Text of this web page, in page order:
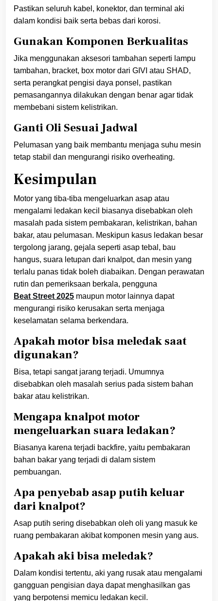
Pastikan seluruh kabel, konektor, dan terminal aki
dalam kondisi baik serta bebas dari korosi.
Gunakan Komponen Berkualitas
Jika menggunakan aksesori tambahan seperti lampu
tambahan, bracket, box motor dari GIVI atau SHAD,
serta perangkat pengisi daya ponsel, pastikan
pemasangannya dilakukan dengan benar agar tidak
membebani sistem kelistrikan.
Ganti Oli Sesuai Jadwal
Pelumasan yang baik membantu menjaga suhu mesin
tetap stabil dan mengurangi risiko overheating.
Kesimpulan
Motor yang tiba-tiba mengeluarkan asap atau
mengalami ledakan kecil biasanya disebabkan oleh
masalah pada sistem pembakaran, kelistrikan, bahan
bakar, atau pelumasan. Meskipun kasus ledakan besar
tergolong jarang, gejala seperti asap tebal, bau
hangus, suara letupan dari knalpot, dan mesin yang
terlalu panas tidak boleh diabaikan. Dengan perawatan
rutin dan pemeriksaan berkala, pengguna
Beat Street 2025 maupun motor lainnya dapat
mengurangi risiko kerusakan serta menjaga
keselamatan selama berkendara.
Apakah motor bisa meledak saat
digunakan?
Bisa, tetapi sangat jarang terjadi. Umumnya
disebabkan oleh masalah serius pada sistem bahan
bakar atau kelistrikan.
Mengapa knalpot motor
mengeluarkan suara ledakan?
Biasanya karena terjadi backfire, yaitu pembakaran
bahan bakar yang terjadi di dalam sistem
pembuangan.
Apa penyebab asap putih keluar
dari knalpot?
Asap putih sering disebabkan oleh oli yang masuk ke
ruang pembakaran akibat komponen mesin yang aus.
Apakah aki bisa meledak?
Dalam kondisi tertentu, aki yang rusak atau mengalami
gangguan pengisian daya dapat menghasilkan gas
yang berpotensi memicu ledakan kecil.